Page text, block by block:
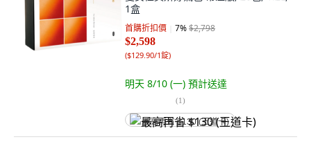
1盒
首購折扣價 7%$2,798
$2,598
($129.90/1錠)
明天 8/10 (一) 預計送達
(1)
最高再省 $130 (王道卡)